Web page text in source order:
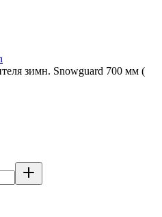
зимн. Snowguard 700 мм (